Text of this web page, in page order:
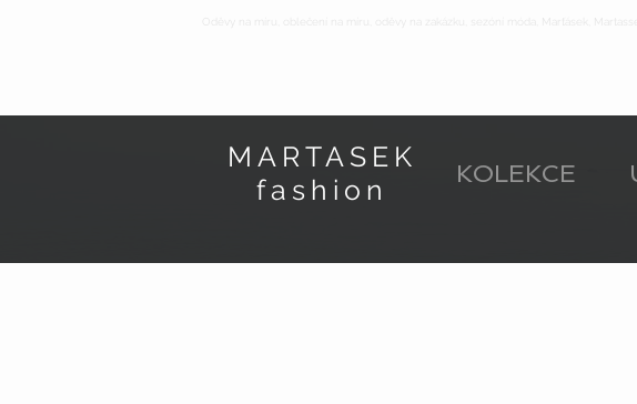
MARTASEK
fashion
KOLEKCE